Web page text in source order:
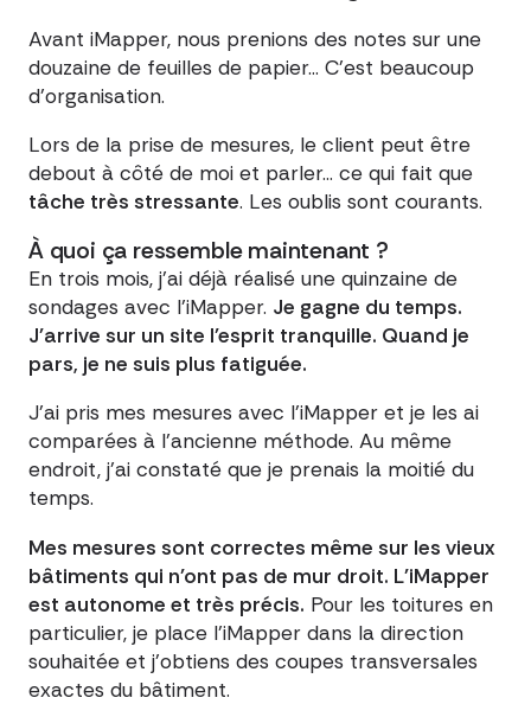
Avant iMapper, nous prenions des notes sur une
douzaine de feuilles de papier... C'est beaucoup
d'organisation.
Lors de la prise de mesures, le client peut être
debout à côté de moi et parler... ce qui fait que
tâche très stressante. Les oublis sont courants.
À quoi ça ressemble maintenant ?
En trois mois, j'ai déjà réalisé une quinzaine de
sondages avec l'iMapper. Je gagne du temps.
J'arrive sur un site l'esprit tranquille. Quand je
pars, je ne suis plus fatiguée.
J'ai pris mes mesures avec l'iMapper et je les ai
comparées à l'ancienne méthode. Au même
endroit, j'ai constaté que je prenais la moitié du
temps.
Mes mesures sont correctes même sur les vieux
bâtiments qui n'ont pas de mur droit. L'iMapper
est autonome et très précis. Pour les toitures en
particulier, je place l'iMapper dans la direction
souhaitée et j'obtiens des coupes transversales
exactes du bâtiment.